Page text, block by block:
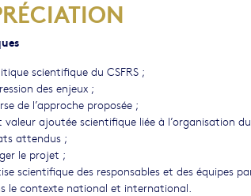
scientifique du CSFRS ;
des enjeux ;
de l’approche proposée ;
ajoutée scientifique liée à l’organisation
attendus ;
le projet ;
scientifique des responsables et des équipes
le contexte national et international.